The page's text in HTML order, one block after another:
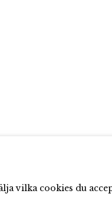
vilka cookies du